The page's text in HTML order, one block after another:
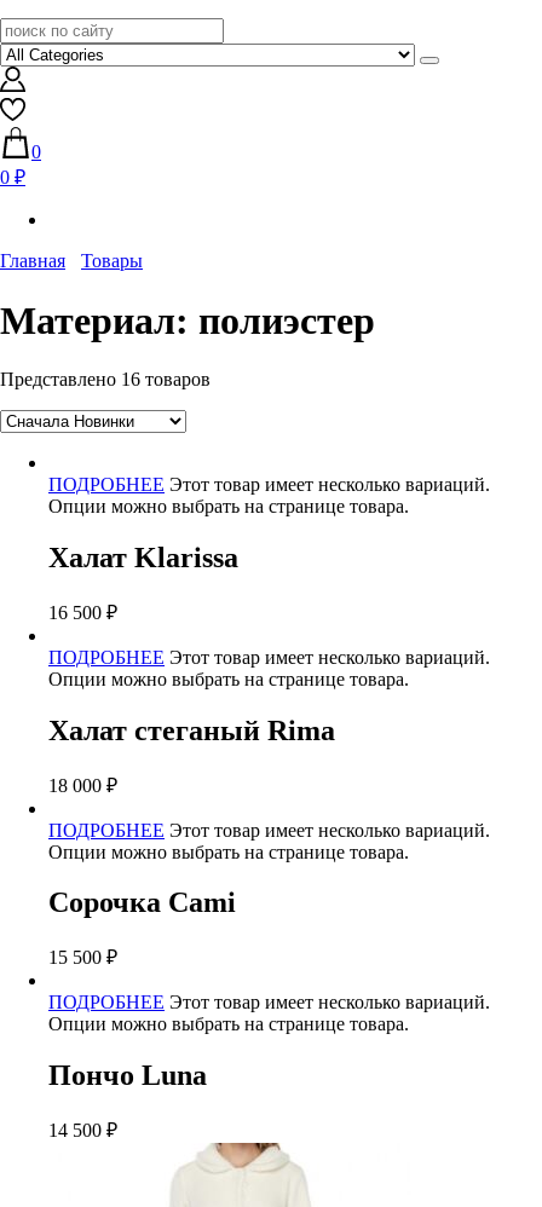
0
0 ₽
Главная Товары
Материал: полиэстер
Представлено 16 товаров
ПОДРОБНЕЕ Этот товар имеет несколько вариаций.
Опции можно выбрать на странице товара.
Халат Klarissa
16 500 ₽
ПОДРОБНЕЕ Этот товар имеет несколько вариаций.
Опции можно выбрать на странице товара.
Халат стеганый Rima
18 000 ₽
ПОДРОБНЕЕ Этот товар имеет несколько вариаций.
Опции можно выбрать на странице товара.
Сорочка Cami
15 500 ₽
ПОДРОБНЕЕ Этот товар имеет несколько вариаций.
Опции можно выбрать на странице товара.
Пончо Luna
14 500 ₽